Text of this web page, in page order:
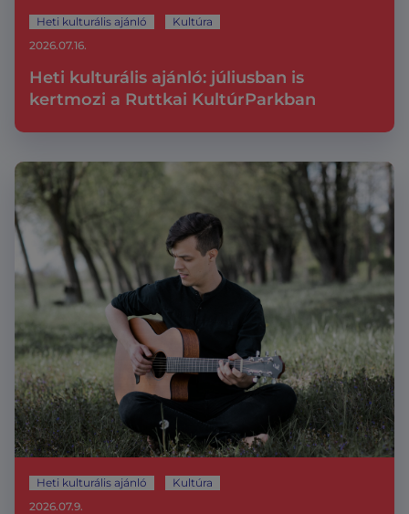
Heti kulturális ajánló Kultúra
Heti kulturális ajánló: júliusban is
kertmozi a Ruttkai KultúrParkban
2026.07.16.
Heti kulturális ajánló Kultúra
2026.07.9.